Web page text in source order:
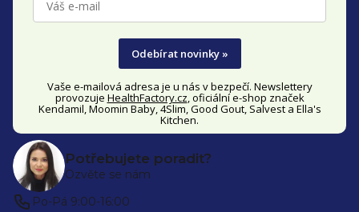
Odebírat novinky »
Vaše e-mailová adresa je u nás v bezpečí. Newslettery
provozuje HealthFactory.cz, oficiálníe-shop značek
Kendamil, Moomin Baby, 4Slim, Good Gout, Salvest a Ella's
Kitchen.
Potřebujete poradit?
Ozvěte se nám
Po-Pá 9:00-16:00